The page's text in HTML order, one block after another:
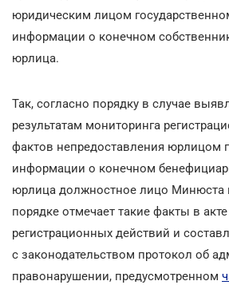
юридическим лицом
информации о конечном
юрлица.
Так, согласно порядку в случае
результатам мониторинга
фактов непредоставления юрлицом
информации о конечном
юрлица должностное лицо Минюста
порядке отмечает такие факты в
регистрационных действий и
с законодательством протокол об
правонарушении, предусмотренном